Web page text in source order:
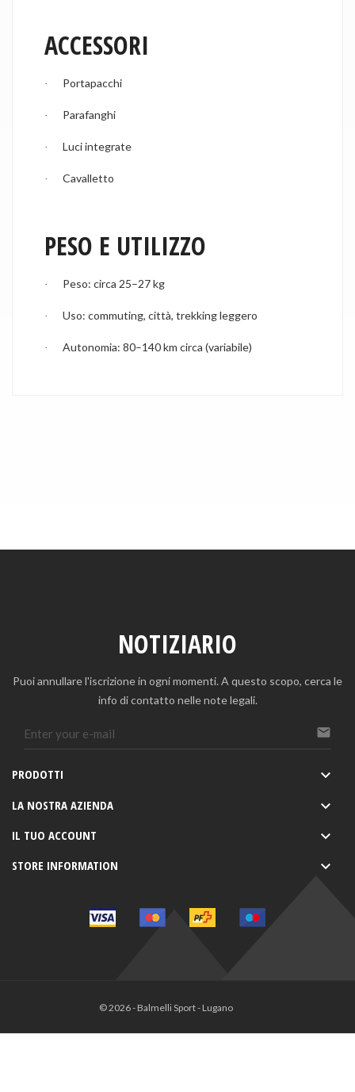
ACCESSORI
· Portapacchi
· Parafanghi
· Luci integrate
· Cavalletto
PESO E UTILIZZO
· Peso: circa 25–27 kg
· Uso: commuting, città, trekking leggero
· Autonomia: 80–140 km circa (variabile)
NOTIZIARIO
Puoi annullare l'iscrizione in ogni momenti. A questo scopo, cerca le
info di contatto nelle note legali.

PRODOTTI 
LA NOSTRA AZIENDA 
IL TUO ACCOUNT 
STORE INFORMATION 
© 2026 - Balmelli Sport - Lugano